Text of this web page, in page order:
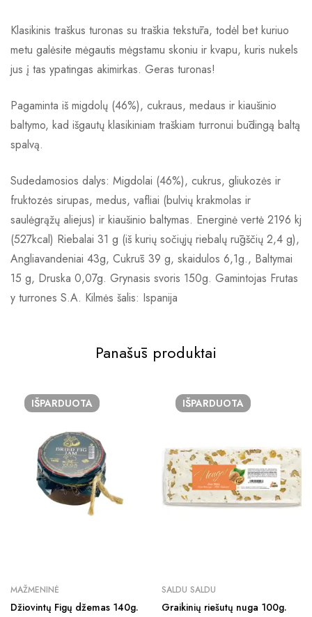
Klasikinis traškus turonas su traškia tekstūra, todėl bet kuriuo
metu galėsite mėgautis mėgstamu skoniu ir kvapu, kuris nukels
jus į tas ypatingas akimirkas. Geras turonas!
Pagaminta iš migdolų (46%), cukraus, medaus ir kiaušinio
baltymo, kad išgautų klasikiniam traškiam turronui būdingą baltą
spalvą.
Sudedamosios dalys: Migdolai (46%), cukrus, gliukozės ir
fruktozės sirupas, medus, vafliai (bulvių krakmolas ir
saulėgrąžų aliejus) ir kiaušinio baltymas. Energinė vertė 2196 kj
(527kcal) Riebalai 31 g (iš kurių sočiųjų riebalų rūgščių 2,4 g),
Angliavandeniai 43g, Cukrūs 39 g, skaidulos 6,1g., Baltymai
15 g, Druska 0,07g. Grynasis svoris 150g. Gamintojas Frutas
y turrones S.A. Kilmės šalis: Ispanija
Panašūs produktai
IŠPARDUOTA
MAŽMENINĖ
Džiovintų Figų džemas 140g.
IŠPARDUOTA
SALDU SALDU
Graikinių riešutų nuga 100g.